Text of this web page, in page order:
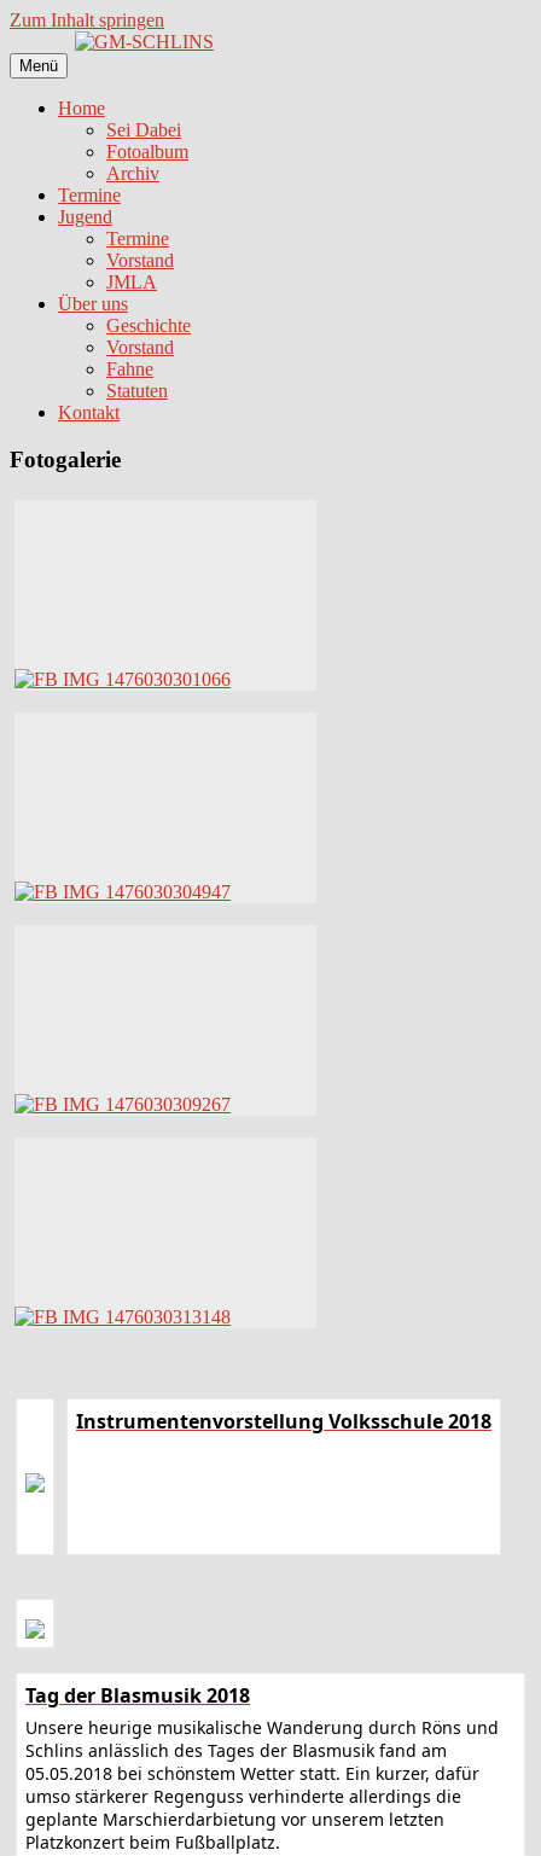
Zum Inhalt springen
Menü
Home
Sei Dabei
Fotoalbum
Archiv
Termine
Jugend
Termine
Vorstand
JMLA
Über uns
Geschichte
Vorstand
Fahne
Statuten
Kontakt
Fotogalerie
Instrumentenvorstellung Volksschule 2018
Tag der Blasmusik 2018
Unsere heurige musikalische Wanderung durch Röns und
Schlins anlässlich des Tages der Blasmusik fand am
05.05.2018 bei schönstem Wetter statt. Ein kurzer, dafür
umso stärkerer Regenguss verhinderte allerdings die
geplante Marschierdarbietung vor unserem letzten
Platzkonzert beim Fußballplatz.